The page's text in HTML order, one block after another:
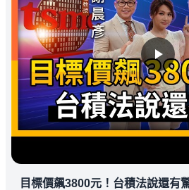
目標價飆3800元！台積法說還有